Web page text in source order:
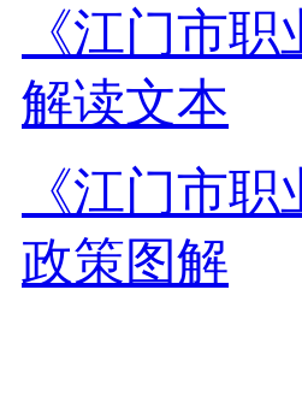
《江门市
解读文本
《江门市
政策图解